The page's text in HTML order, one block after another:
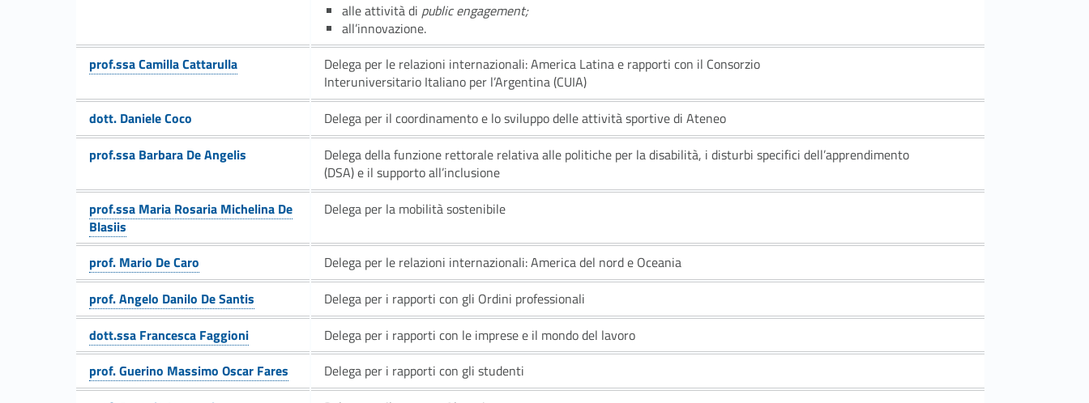
c
a
r
i
c
h
i
r
e
alle attività di public engagement;
all’innovazione.
prof.ssa Camilla Cattarulla
Delega per le relazioni internazionali: America Latina e rapporti con il Consorzio
Interuniversitario Italiano per l’Argentina (CUIA)
Link identifier #identifier__76914-7
dott. Daniele Coco
Delega per il coordinamento e lo sviluppo delle attività sportive di Ateneo
Link identifier #identifier__126508-8
prof.ssa Barbara De Angelis Delega dellafunzione rettorale relativa alle politiche per la disabilità, i disturbi specifici dell’apprendimento
(DSA) e il supporto all’inclusione
Link identifier #identifier__198809-9
prof.ssa Maria Rosaria Michelina De
Blasiis
Delega per la mobilità sostenibile
Link identifier #identifier__174868-10
prof. Mario De Caro Delega per le relazioni internazionali: America del nord e Oceania
Link identifier #identifier__142848-11
prof. Angelo Danilo De Santis Delega per i rapporti con gli Ordini professionali
Link identifier #identifier__194819-12
dott.ssa Francesca Faggioni Delega per i rapporti con le imprese e il mondo del lavoro
Link identifier #identifier__157797-13
prof. Guerino Massimo Oscar Fares Delega per i rapporti con gli studenti